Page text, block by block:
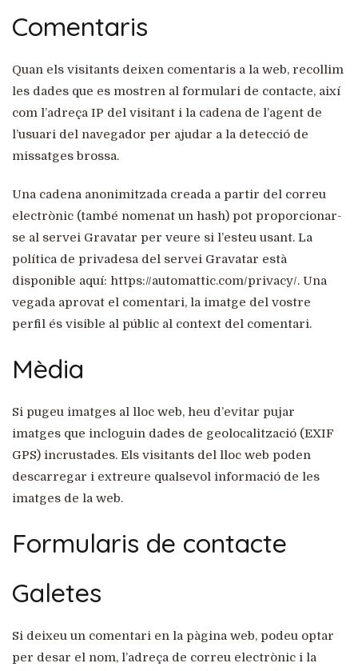
Comentaris
Quan els visitants deixen comentaris a la web, recollim
les dades que es mostren al formulari de contacte, així
com l’adreça IP del visitant i la cadena de l’agent de
l’usuari del navegador per ajudar a la detecció de
missatges brossa.
Una cadena anonimitzada creada a partir del correu
electrònic (també nomenat un hash) pot proporcionar-
se al servei Gravatar per veure si l’esteu usant. La
política de privadesa del servei Gravatar està
disponible aquí: https://automattic.com/privacy/. Una
vegada aprovat el comentari, la imatge del vostre
perfil és visible al públic al context del comentari.
Mèdia
Si pugeu imatges al lloc web, heu d’evitar pujar
imatges que incloguin dades de geolocalització (EXIF
GPS) incrustades. Els visitants del lloc web poden
descarregar i extreure qualsevol informació de les
imatges de la web.
Formularis de contacte
Galetes
Si deixeu un comentari en la pàgina web, podeu optar
per desar el nom, l’adreça de correu electrònic i la